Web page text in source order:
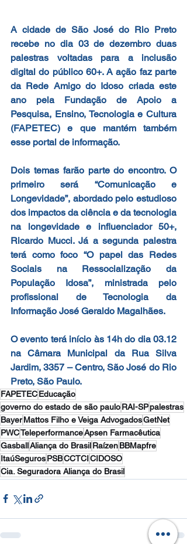
A cidade de São José do Rio Preto
recebe no dia 03 de dezembro duas
palestras voltadas para a inclusão
digital do público 60+. A ação faz parte
da Rede Amigo do Idoso criada este
ano pela Fundação de Apoio a
Pesquisa, Ensino, Tecnologia e Cultura
(FAPETEC) e que mantém também
esse portal de informação.
Dois temas farão parte do encontro. O
primeiro será “Comunicação e
Longevidade”, abordado pelo estudioso
dos impactos da ciência e da tecnologia
na longevidade e influenciador 50+,
Ricardo Mucci. Já a segunda palestra
terá como foco “O papel das Redes
Sociais na Ressocialização da
População Idosa”, ministrada pelo
profissional de Tecnologia da
Informação José Geraldo Magalhães.
O evento terá início às 14h do dia 03.12
na Câmara Municipal da Rua Silva
Jardim, 3357 – Centro, São José do Rio
Preto, São Paulo.
FAPETECEducação
governo do estado de são pauloRAI-SPpalestras
BayerMattos Filho e Veiga AdvogadosGetNet
PWCTeleperformanceApsen Farmacêutica
GasballAliança do BrasilRaízenBBMapfre
ItaúSegurosPSBCCTCICIDOSO
Cia. Seguradora Aliança do Brasil